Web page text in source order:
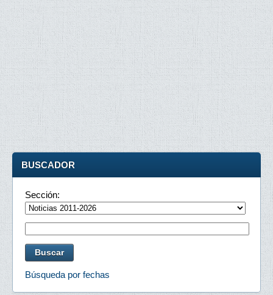
BUSCADOR
Sección:
Búsqueda por fechas